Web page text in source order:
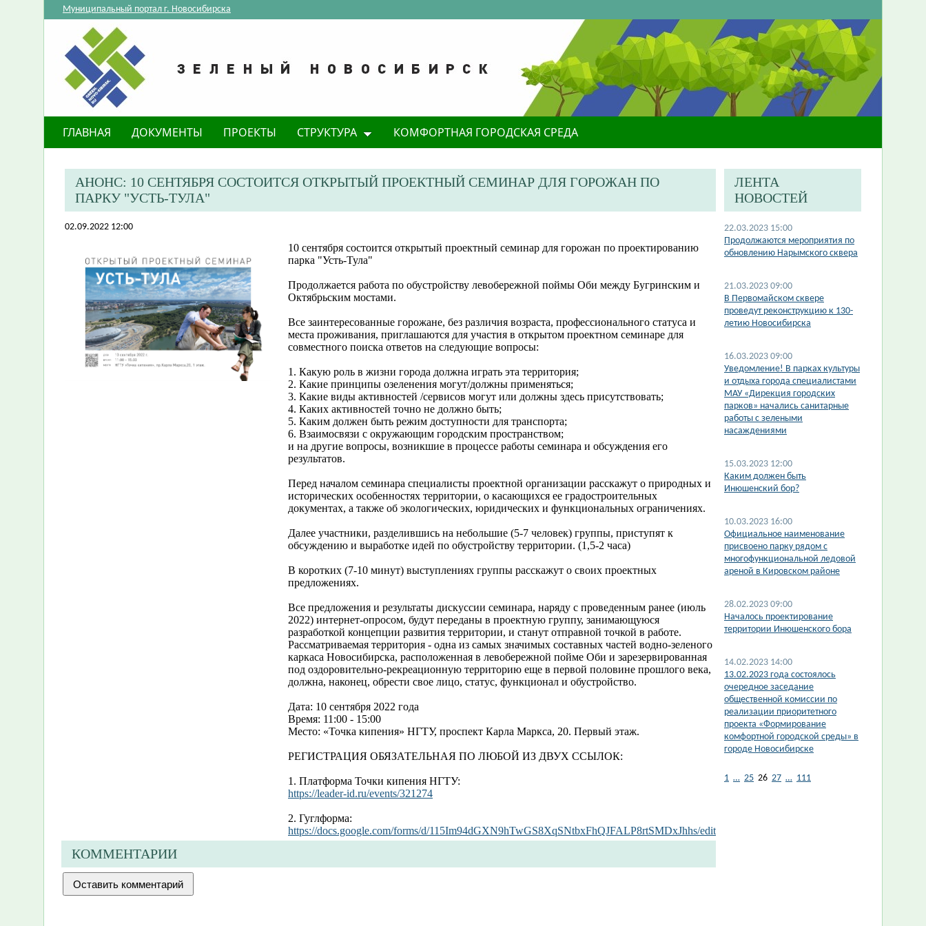
Муниципальный портал г. Новосибирска
ГЛАВНАЯ ДОКУМЕНТЫ ПРОЕКТЫ СТРУКТУРА КОМФОРТНАЯ ГОРОДСКАЯ СРЕДА
АНОНС: 10 СЕНТЯБРЯ СОСТОИТСЯ ОТКРЫТЫЙ ПРОЕКТНЫЙ СЕМИНАР ДЛЯ ГОРОЖАН ПО
ПАРКУ "УСТЬ-ТУЛА"
02.09.2022 12:00
10 сентября состоится открытый проектный семинар для горожан по проектированию
парка "Усть-Тула"
Продолжается работа по обустройству левобережной поймы Оби между Бугринским и
Октябрьским мостами.
Все заинтересованные горожане, без различия возраста, профессионального статуса и
места проживания, приглашаются для участия в открытом проектном семинаре для
совместного поиска ответов на следующие вопросы:
1. Какую роль в жизни города должна играть эта территория;
2. Какие принципы озеленения могут/должны применяться;
3. Какие виды активностей /сервисов могут или должны здесь присутствовать;
4. Каких активностей точно не должно быть;
5. Каким должен быть режим доступности для транспорта;
6. Взаимосвязи с окружающим городским пространством;
и на другие вопросы, возникшие в процессе работы семинара и обсуждения его
результатов.
Перед началом семинара специалисты проектной организации расскажут о природных и
исторических особенностях территории, о касающихся ее градостроительных
документах, а также об экологических, юридических и функциональных ограничениях.
Далее участники, разделившись на небольшие (5-7 человек) группы, приступят к
обсуждению и выработке идей по обустройству территории. (1,5-2 часа)
В коротких (7-10 минут) выступлениях группы расскажут о своих проектных
предложениях.
Все предложения и результаты дискуссии семинара, наряду с проведенным ранее (июль
2022) интернет-опросом, будут переданы в проектную группу, занимающуюся
разработкой концепции развития территории, и станут отправной точкой в работе.
Рассматриваемая территория - одна из самых значимых составных частей водно-зеленого
каркаса Новосибирска, расположенная в левобережной пойме Оби и зарезервированная
под оздоровительно-рекреационную территорию еще в первой половине прошлого века,
должна, наконец, обрести свое лицо, статус, функционал и обустройство.
Дата: 10 сентября 2022 года
Время: 11:00 - 15:00
Место: «Точка кипения» НГТУ, проспект Карла Маркса, 20. Первый этаж.
РЕГИСТРАЦИЯ ОБЯЗАТЕЛЬНАЯ ПО ЛЮБОЙ ИЗ ДВУХ ССЫЛОК:
1. Платформа Точки кипения НГТУ:
https://leader-id.ru/events/321274
2. Гуглформа:
https://docs.google.com/forms/d/115Im94dGXN9hTwGS8XqSNtbxFhQJFALP8rtSMDxJhhs/edit
КОММЕНТАРИИ
ЛЕНТА
НОВОСТЕЙ
22.03.2023 15:00
​Продолжаются мероприятия по
обновлению Нарымского сквера
21.03.2023 09:00
В Первомайском сквере
проведут реконструкцию к 130-
летию Новосибирска
16.03.2023 09:00
​Уведомление! В парках культуры
и отдыха города специалистами
МАУ «Дирекция городских
парков» начались санитарные
работы с зелеными
насаждениями
15.03.2023 12:00
Каким должен быть
Инюшенский бор?
10.03.2023 16:00
Официальное наименование
присвоено парку рядом с
многофункциональной ледовой
ареной в Кировском районе
28.02.2023 09:00
Началось проектирование
территории Инюшенского бора
14.02.2023 14:00
13.02.2023 года состоялось
очередное заседание
общественной комиссии по
реализации приоритетного
проекта «Формирование
комфортной городской среды» в
городе Новосибирске
1 … 25 26 27 … 111